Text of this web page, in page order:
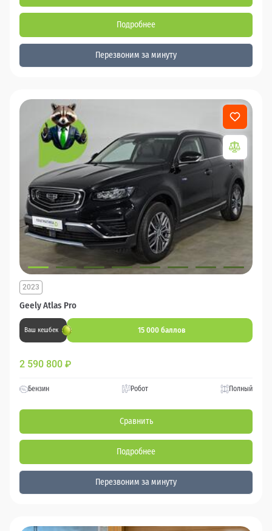
Подробнее
Перезвоним за минуту
Geely Atlas Pro
2023
Ваш кешбек 15 000 баллов
2 590 800 ₽
Бензин Робот Полный
Сравнить
Подробнее
Перезвоним за минуту